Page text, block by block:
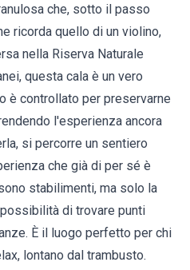
che, sotto il passo
ricorda quello di un violino,
nella Riserva Naturale
questa cala è un vero
è controllato per preservarne
l'esperienza ancora
si percorre un sentiero
che già di per sé è
stabilimenti, ma solo la
di trovare punti
È il luogo perfetto per chi
lontano dal trambusto.